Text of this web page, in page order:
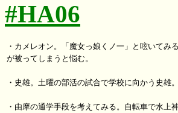
#HA06
・カメレオン。「魔女っ娘くノ一」と呟いてみ
が被ってしまうと悩む。
・史雄。土曜の部活の試合で学校に向かう史雄
・由摩の通学手段を考えてみる。自転車で水上